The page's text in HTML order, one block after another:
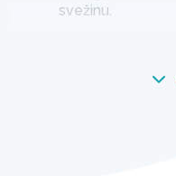
svežinu. ​